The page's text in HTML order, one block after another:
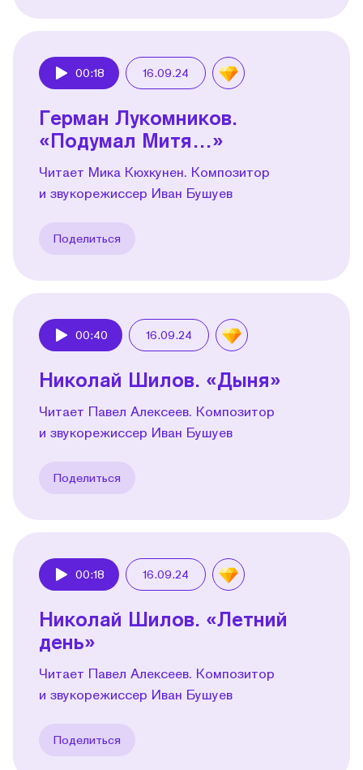
00:18 16.09.24
Герман Лукомников.
«Подумал Митя…»
Читает Мика Кюхкунен. Композитор
и звукорежиссер Иван Бушуев
Поделиться
00:40 16.09.24
Николай Шилов. «Дыня»
Читает Павел Алексеев. Композитор
и звукорежиссер Иван Бушуев
Поделиться
00:18 16.09.24
Николай Шилов. «Летний
день»
Читает Павел Алексеев. Композитор
и звукорежиссер Иван Бушуев
Поделиться